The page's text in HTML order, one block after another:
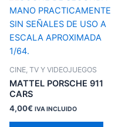
CINE, TV Y VIDEOJUEGOS
MATTEL PORSCHE 911
CARS
4,00€ IVA INCLUIDO